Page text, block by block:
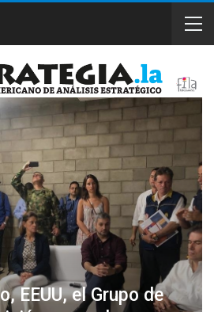
EEUU, el Grupo de